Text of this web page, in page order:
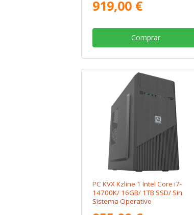
919,00 €
Comprar
PC KVX Kzline 1 Intel Core i7-
14700K/ 16GB/ 1TB SSD/ Sin
Sistema Operativo